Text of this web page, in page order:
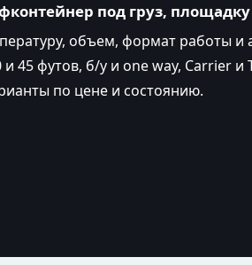
под груз,
объем, формат работы и
45 футов, б/у и one way, Carrier и
по цене и состоянию.